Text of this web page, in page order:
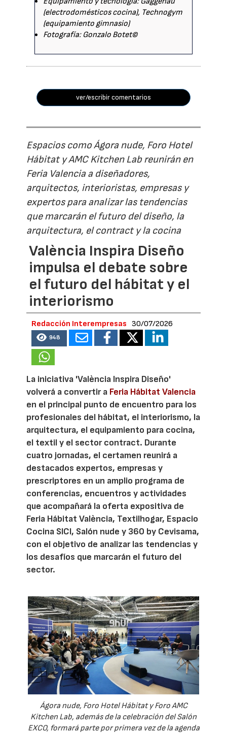
(electrodomésticos cocina), Technogym
(equipamiento gimnasio)
Fotografía: Gonzalo Botet©
ver/escribir comentarios
Espacios como Ágora nude, Foro Hotel
Hábitat y AMC Kitchen Lab reunirán en
Feria Valencia a diseñadores,
arquitectos, interioristas, empresas y
expertos para analizar las tendencias
que marcarán el futuro del diseño, la
arquitectura, el contract y la cocina
València Inspira Diseño
impulsa el debate sobre
el futuro del hábitat y el
interiorismo
Redacción Interempresas 30/07/2026
948
La iniciativa 'València Inspira Diseño'
volverá a convertir a Feria Hábitat Valencia
en el principal punto de encuentro para los
profesionales del hábitat, el interiorismo, la
arquitectura, el equipamiento para cocina,
el textil y el sector contract. Durante
cuatro jornadas, el certamen reunirá a
destacados expertos, empresas y
prescriptores en un amplio programa de
conferencias, encuentros y actividades
que acompañará la oferta expositiva de
Feria Hábitat València, Textilhogar, Espacio
Cocina SICI, Salón nude y 360 by Cevisama,
con el objetivo de analizar las tendencias y
los desafíos que marcarán el futuro del
sector.
Ágora nude, Foro Hotel Hábitat y Foro AMC
Kitchen Lab, además de la celebración del Salón
EXCO, formará parte por primera vez de la agenda